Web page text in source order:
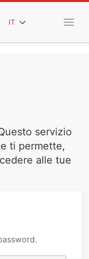
IT
servizio
ti permette,
alle tue